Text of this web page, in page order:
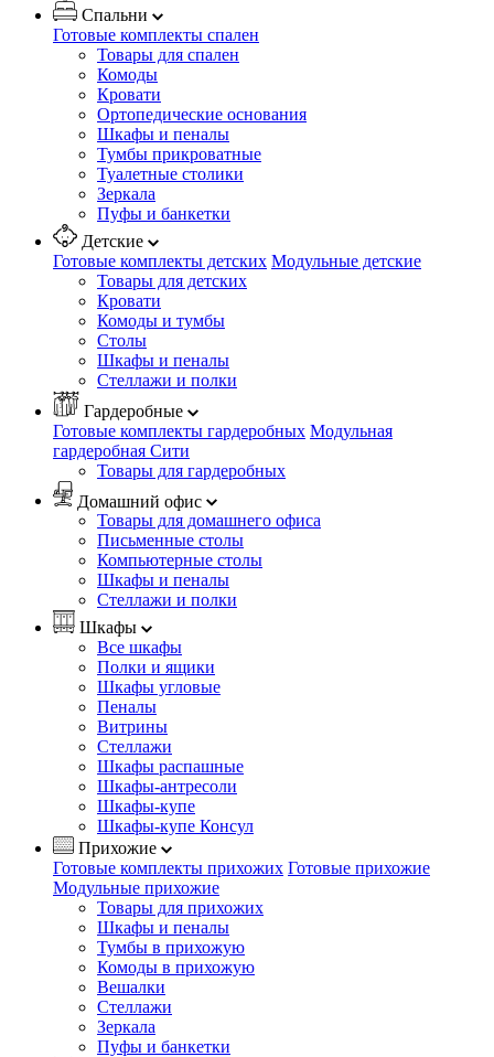
Спальни
Готовые комплекты спален
Товары для спален
Комоды
Кровати
Ортопедические основания
Шкафы и пеналы
Тумбы прикроватные
Туалетные столики
Зеркала
Пуфы и банкетки
Детские
Готовые комплекты детских Модульные детские
Товары для детских
Кровати
Комоды и тумбы
Столы
Шкафы и пеналы
Стеллажи и полки
Гардеробные
Готовые комплекты гардеробных Модульная
гардеробная Сити
Товары для гардеробных
Домашний офис
Товары для домашнего офиса
Письменные столы
Компьютерные столы
Шкафы и пеналы
Стеллажи и полки
Шкафы
Все шкафы
Полки и ящики
Шкафы угловые
Пеналы
Витрины
Стеллажи
Шкафы распашные
Шкафы-антресоли
Шкафы-купе
Шкафы-купе Консул
Прихожие
Готовые комплекты прихожих Готовые прихожие
Модульные прихожие
Товары для прихожих
Шкафы и пеналы
Тумбы в прихожую
Комоды в прихожую
Вешалки
Стеллажи
Зеркала
Пуфы и банкетки